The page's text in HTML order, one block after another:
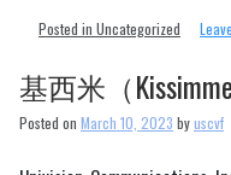
Posted in Uncategorized
基西米（
Posted on March 10, 2023 byuscvf